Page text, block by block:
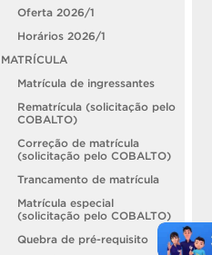
Oferta 2026/1
Horários 2026/1
MATRÍCULA
Matrícula de ingressantes
Rematrícula (solicitação pelo
COBALTO)
Correção de matrícula
(solicitação pelo COBALTO)
Trancamento de matrícula
Matrícula especial
(solicitação pelo COBALTO)
Quebra de pré-requisito